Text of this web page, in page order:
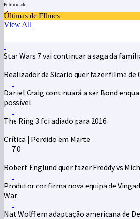
Publicidade
Últimas de FIlmes
View All
Star Wars 7 vai continuar a saga da
Realizador de Sicario quer fazer filme de
Daniel Craig continuará a ser Bond
possível
The Ring 3 foi adiado para 2016
Crítica | Perdido em Marte
7.0
Robert Englund quer fazer Freddy vs
Produtor confirma nova equipa de
War
Nat Wolff em adaptação americana de